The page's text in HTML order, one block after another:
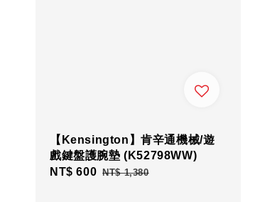
【Kensington】肯辛通機械/遊
戲鍵盤護腕墊 (K52798WW)
Sale
NT$ 600 Regular
NT$ 1,380